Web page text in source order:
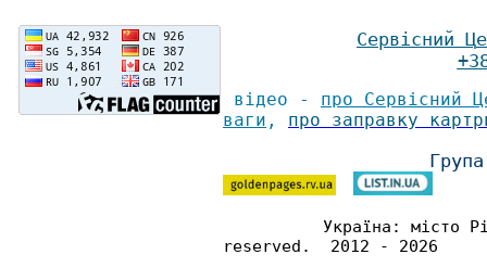
Сервісний Ц
відео - про Сервісний
ваги , про заправку
Україна: місто
reserved. 2012 - 2026